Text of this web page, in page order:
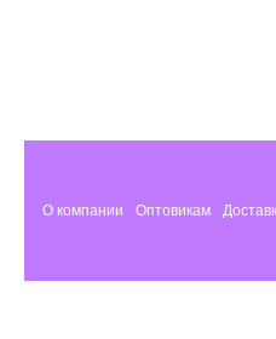
О компании Оптовикам